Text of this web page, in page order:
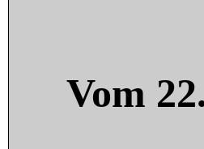
Vom